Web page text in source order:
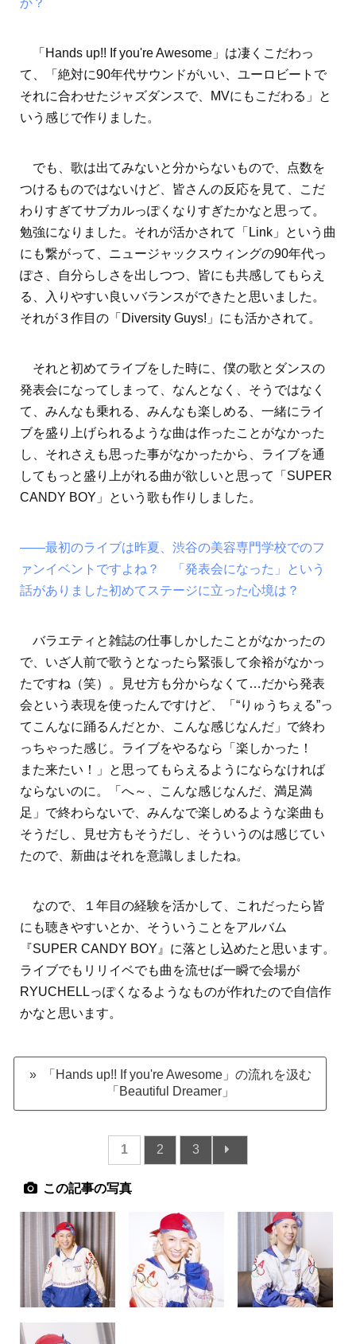
「Hands up!! If you're Awesome」は凄くこだわっ
て、「絶対に90年代サウンドがいい、ユーロビートで
それに合わせたジャズダンスで、MVにもこだわる」と
いう感じで作りました。
でも、歌は出てみないと分からないもので、点数を
つけるものではないけど、皆さんの反応を見て、こだ
わりすぎてサブカルっぽくなりすぎたかなと思って。
勉強になりました。それが活かされて「Link」という曲
にも繋がって、ニュージャックスウィングの90年代っ
ぽさ、自分らしさを出しつつ、皆にも共感してもらえ
る、入りやすい良いバランスができたと思いました。
それが３作目の「Diversity Guys!」にも活かされて。
それと初めてライブをした時に、僕の歌とダンスの
発表会になってしまって、なんとなく、そうではなく
て、みんなも乗れる、みんなも楽しめる、一緒にライ
ブを盛り上げられるような曲は作ったことがなかった
し、それさえも思った事がなかったから、ライブを通
してもっと盛り上がれる曲が欲しいと思って「SUPER
CANDY BOY」という歌も作りしました。
――最初のライブは昨夏、渋谷の美容専門学校でのフ
ァンイベントですよね？ 「発表会になった」という
話がありました初めてステージに立った心境は？
バラエティと雑誌の仕事しかしたことがなかったの
で、いざ人前で歌うとなったら緊張して余裕がなかっ
たですね（笑）。見せ方も分からなくて…だから発表
会という表現を使ったんですけど、「“りゅうちぇる”っ
てこんなに踊るんだとか、こんな感じなんだ」で終わ
っちゃった感じ。ライブをやるなら「楽しかった！
また来たい！」と思ってもらえるようにならなければ
ならないのに。「へ～、こんな感じなんだ、満足満
足」で終わらないで、みんなで楽しめるような楽曲も
そうだし、見せ方もそうだし、そういうのは感じてい
たので、新曲はそれを意識しましたね。
なので、１年目の経験を活かして、これだったら皆
にも聴きやすいとか、そういうことをアルバム
『SUPER CANDY BOY』に落とし込めたと思います。
ライブでもリリイベでも曲を流せば一瞬で会場が
RYUCHELLっぽくなるようなものが作れたので自信作
かなと思います。
» 「Hands up!! If you're Awesome」の流れを汲む
「Beautiful Dreamer」
1 2 3
この記事の写真